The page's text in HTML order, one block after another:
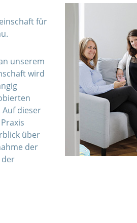
für
unserem
wird
dieser
über
der
der